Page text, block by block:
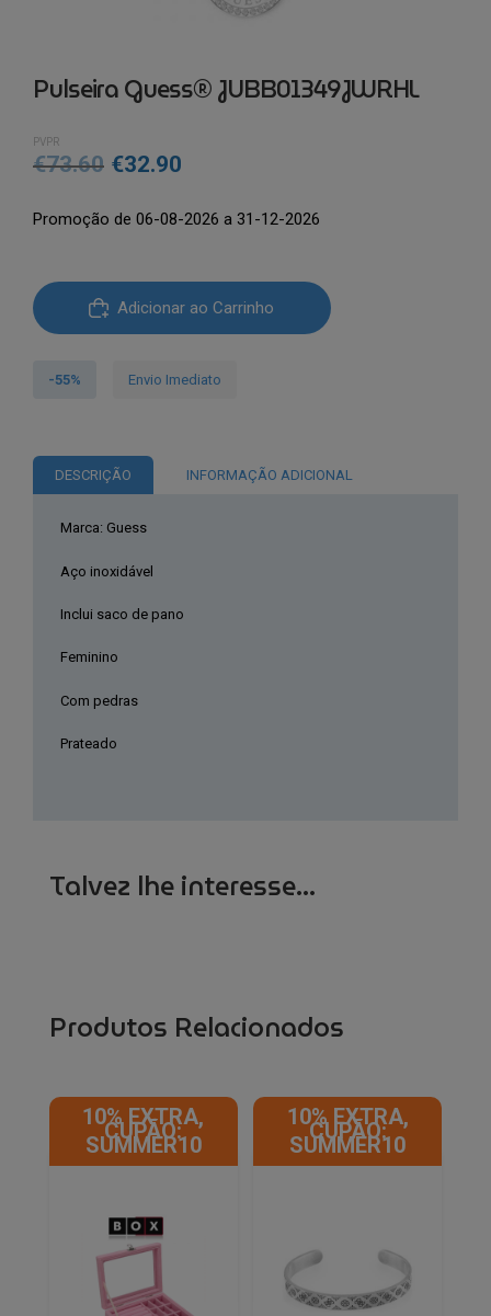
Pulseira Guess® JUBB01349JWRHL
PVPR
€73.60 O
original
€73.60.
€32.90
atual
€32.90.
Promoção de 06-08-2026 a 31-12-2026
Quantidade
de
Guess®
Adicionar ao Carrinho
-55% Envio Imediato
DESCRIÇÃO INFORMAÇÃO ADICIONAL
Marca: Guess
Aço inoxidável
Inclui saco de pano
Feminino
Com pedras
Prateado
Talvez lhe interesse...
Produtos Relacionados
10% EXTRA,
CUPÃO:
SUMMER10
10% EXTRA,
CUPÃO:
SUMMER10